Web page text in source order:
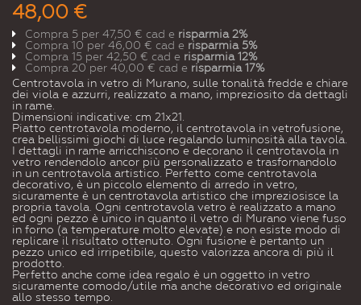
48,00 €
Compra 5 per 47,50 € cad e risparmia2%
Compra 10 per 46,00 € cad e risparmia 5%
Compra 15 per 42,50 € cad e risparmia12%
Compra 20 per 40,00 € cad e risparmia17%
Centrotavola in vetro di Murano, sulle tonalità fredde e chiare
dei viola e azzurri, realizzato a mano, impreziosito da dettagli
in rame.
Dimensioni indicative: cm 21x21.
Piatto centrotavola moderno, il centrotavola in vetrofusione,
crea bellissimi giochi di luce regalando luminosità alla tavola.
I dettagli in rame arricchiscono e decorano il centrotavola in
vetro rendendolo ancor più personalizzato e trasfornandolo
in un centrotavola artistico. Perfetto come centrotavola
decorativo, è un piccolo elemento di arredo in vetro,
sicuramente è un centrotavola artistico che impreziosisce la
propria tavola. Ogni centrotavola vetro è realizzato a mano
ed ogni pezzo è unico in quanto il vetro di Murano viene fuso
in forno (a temperature molto elevate) e non esiste modo di
replicare il risultato ottenuto. Ogni fusione è pertanto un
pezzo unico ed irripetibile, questo valorizza ancora di più il
prodotto.
Perfetto anche come idea regalo è un oggetto in vetro
sicuramente comodo/utile ma anche decorativo ed originale
allo stesso tempo.